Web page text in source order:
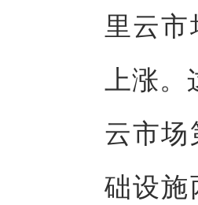
里云
上涨。
云市
础设